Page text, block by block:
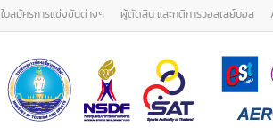
ใบสมัครการแข่งขันต่างๆ ผู้ตัดสิน และกติการวอลเลย์บอล